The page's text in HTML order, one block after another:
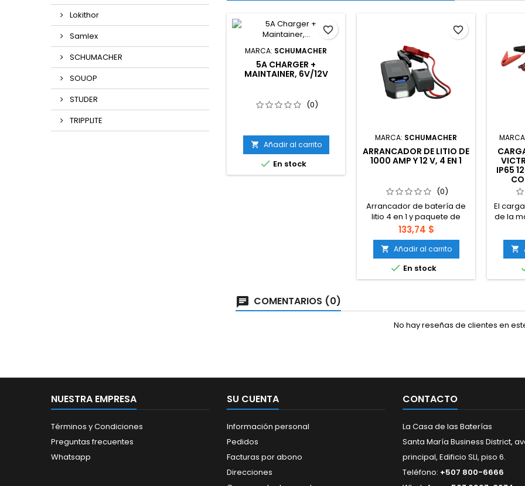
Lokithor
Samlex
SCHUMACHER
SOUOP
STUDER
TRIPPLITE
MARCA: SCHUMACHER
5A CHARGER +
MAINTAINER, 6V/12V
(0)
 Añadir al carrito
 En stock
favorite_border
MARCA: SCHUMACHER
ARRANCADOR DE LITIO DE
1000 AMP Y 12 V, 4 EN 1
(0)
Arrancador de batería de
litio 4 en 1 y paquete de
energía portátil, 1000
amperios pico, 12 V con
carga inalámbrica
Precio
133,74 $
 Añadir al carrito
 En stock
favorite_border
IP65
El
de la

COMENTARIOS (0)
No hay reseñas de clientes en
NUESTRA EMPRESA
Términos y Condiciones
Preguntas frecuentes
Whatsapp
SU CUENTA
Información personal
Pedidos
Facturas por abono
Direcciones
CONTACTO
La Casa de las Baterías
Santa María Business District,
principal, Edificio SLI, piso 6.
Teléfono: +507 800-6666